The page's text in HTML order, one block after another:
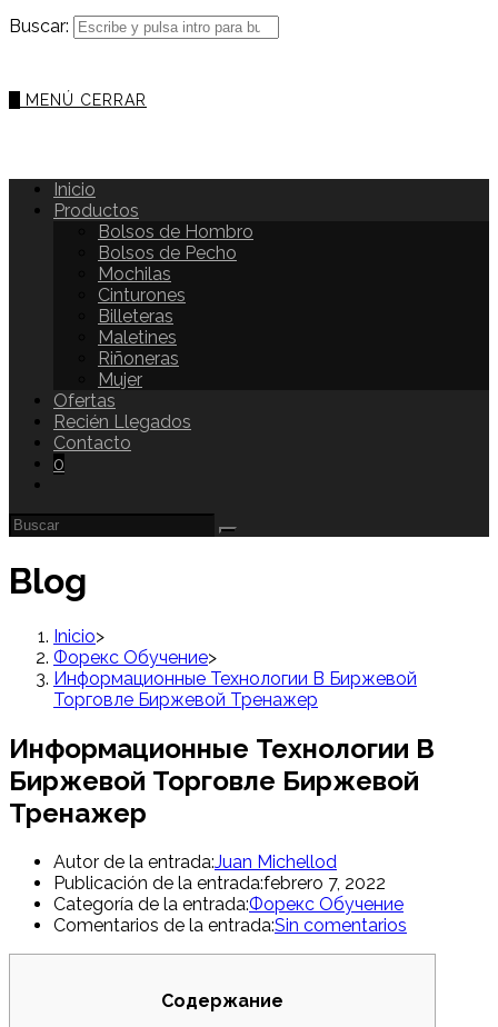
Buscar:
MENÚ CERRAR
Inicio
Productos
Bolsos de Hombro
Bolsos de Pecho
Mochilas
Cinturones
Billeteras
Maletines
Riñoneras
Mujer
Ofertas
Recién Llegados
Contacto
0
Blog
Inicio>
Форекс Обучение>
Информационные Технологии В Биржевой
Торговле Биржевой Тренажер
Информационные Технологии В
Биржевой Торговле Биржевой
Тренажер
Autor de la entrada:Juan Michellod
Publicación de la entrada:febrero 7, 2022
Categoría de la entrada:Форекс Обучение
Comentarios de la entrada:Sin comentarios
Содержание